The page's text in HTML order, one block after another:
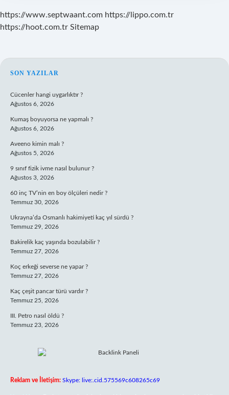
https://www.septwaant.com https://lippo.com.tr
https://hoot.com.tr Sitemap
SIDEBAR
SON YAZILAR
Cücenler hangi uygarlıktır ?
Ağustos 6, 2026
Kumaş boyuyorsa ne yapmalı ?
Ağustos 6, 2026
Aveeno kimin malı ?
Ağustos 5, 2026
9 sınıf fizik ivme nasıl bulunur ?
Ağustos 3, 2026
60 inç TV’nin en boy ölçüleri nedir ?
Temmuz 30, 2026
Ukrayna’da Osmanlı hakimiyeti kaç yıl sürdü ?
Temmuz 29, 2026
Bakirelik kaç yaşında bozulabilir ?
Temmuz 27, 2026
Koç erkeği severse ne yapar ?
Temmuz 27, 2026
Kaç çeşit pancar türü vardır ?
Temmuz 25, 2026
III. Petro nasıl öldü ?
Temmuz 23, 2026
Reklam ve İletişim: Skype: live:.cid.575569c608265c69